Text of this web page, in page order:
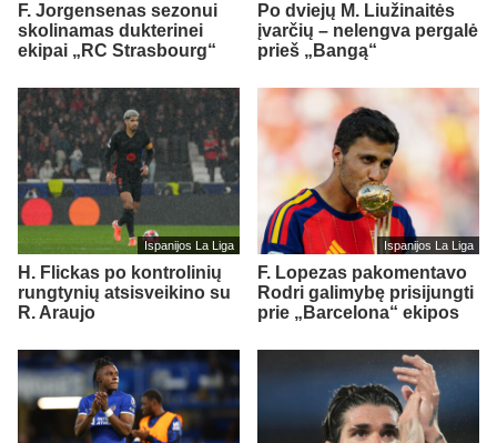
F. Jorgensenas sezonui
skolinamas dukterinei
ekipai „RC Strasbourg“
Po dviejų M. Liužinaitės
įvarčių – nelengva pergalė
prieš „Bangą“
Ispanijos La Liga
H. Flickas po kontrolinių
rungtynių atsisveikino su
R. Araujo
Ispanijos La Liga
F. Lopezas pakomentavo
Rodri galimybę prisijungti
prie „Barcelona“ ekipos